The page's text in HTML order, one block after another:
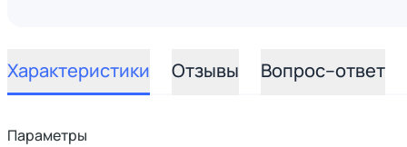
Характеристики Отзывы Вопрос–ответ
Параметры